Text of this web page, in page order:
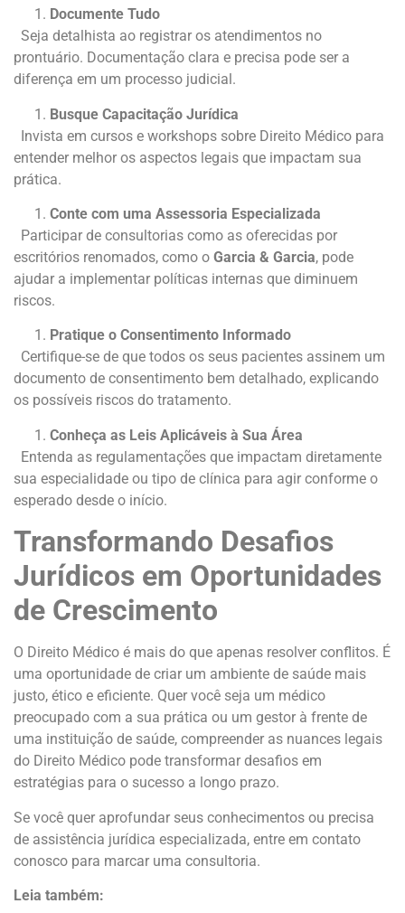
Documente Tudo
Seja detalhista ao registrar os atendimentos no
prontuário. Documentação clara e precisa pode ser a
diferença em um processo judicial.
Busque Capacitação Jurídica
Invista em cursos e workshops sobre Direito Médico para
entender melhor os aspectos legais que impactam sua
prática.
Conte com uma Assessoria Especializada
Participar de consultorias como as oferecidas por
escritórios renomados, como o Garcia & Garcia, pode
ajudar a implementar políticas internas que diminuem
riscos.
Pratique o Consentimento Informado
Certifique-se de que todos os seus pacientes assinem um
documento de consentimento bem detalhado, explicando
os possíveis riscos do tratamento.
Conheça as Leis Aplicáveis à Sua Área
Entenda as regulamentações que impactam diretamente
sua especialidade ou tipo de clínica para agir conforme o
esperado desde o início.
Transformando Desafios
Jurídicos em Oportunidades
de Crescimento
O Direito Médico é mais do que apenas resolver conflitos. É
uma oportunidade de criar um ambiente de saúde mais
justo, ético e eficiente. Quer você seja um médico
preocupado com a sua prática ou um gestor à frente de
uma instituição de saúde, compreender as nuances legais
do Direito Médico pode transformar desafios em
estratégias para o sucesso a longo prazo.
Se você quer aprofundar seus conhecimentos ou precisa
de assistência jurídica especializada, entre em contato
conosco para marcar uma consultoria.
Leia também: